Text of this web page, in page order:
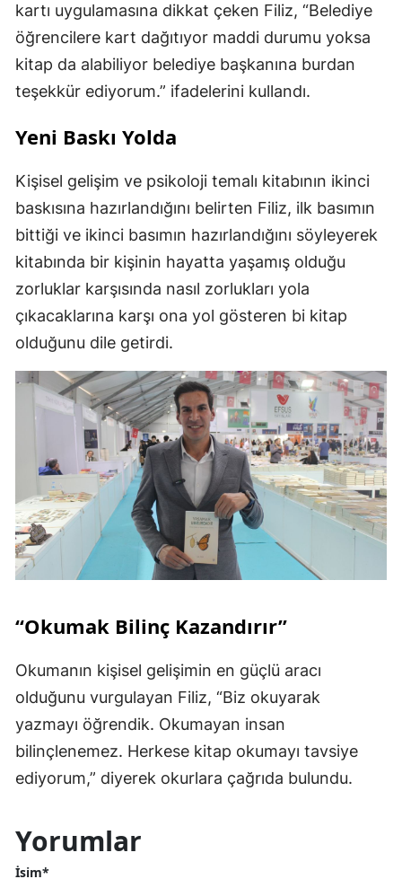
kartı uygulamasına dikkat çeken Filiz, “Belediye
öğrencilere kart dağıtıyor maddi durumu yoksa
kitap da alabiliyor belediye başkanına burdan
teşekkür ediyorum.” ifadelerini kullandı.
Yeni Baskı Yolda
Kişisel gelişim ve psikoloji temalı kitabının ikinci
baskısına hazırlandığını belirten Filiz, ilk basımın
bittiği ve ikinci basımın hazırlandığını söyleyerek
kitabında bir kişinin hayatta yaşamış olduğu
zorluklar karşısında nasıl zorlukları yola
çıkacaklarına karşı ona yol gösteren bi kitap
olduğunu dile getirdi.
“Okumak Bilinç Kazandırır”
Okumanın kişisel gelişimin en güçlü aracı
olduğunu vurgulayan Filiz, “Biz okuyarak
yazmayı öğrendik. Okumayan insan
bilinçlenemez. Herkese kitap okumayı tavsiye
ediyorum,” diyerek okurlara çağrıda bulundu.
Yorumlar
İsim*